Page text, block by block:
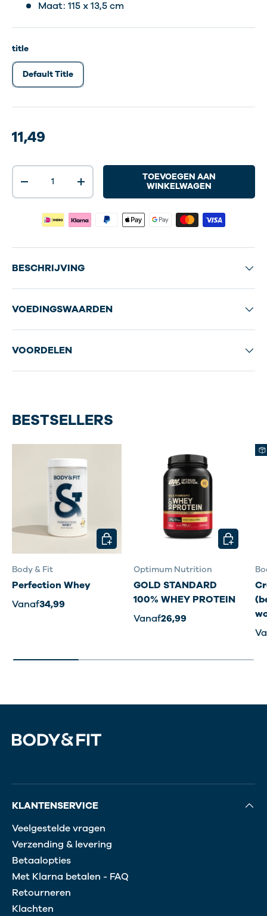
Maat: 115 x 13,5 cm
title
Default Title
11,49
Aantal
-
+
TOEVOEGEN AAN
WINKELWAGEN
BESCHRIJVING
VOEDINGSWAARDEN
VOORDELEN
BESTSELLERS
Body & Fit
Perfection Whey
Vanaf34,99
KIES MOGELIJKHEDEN
Optimum Nutrition
GOLD STANDARD
100% WHEY PROTEIN
Vanaf26,99
KIES
KLANTENSERVICE
Veelgestelde vragen
Verzending & levering
Betaalopties
Met Klarna betalen - FAQ
Retourneren
Klachten